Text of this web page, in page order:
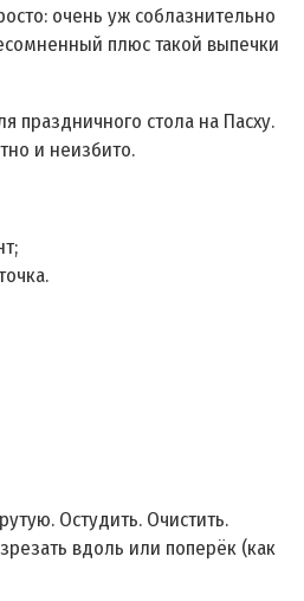
очень уж соблазнительно
плюс такой выпечки
праздничного стола на Пасху.
и неизбито.
Остудить. Очистить.
вдоль или поперёк (как